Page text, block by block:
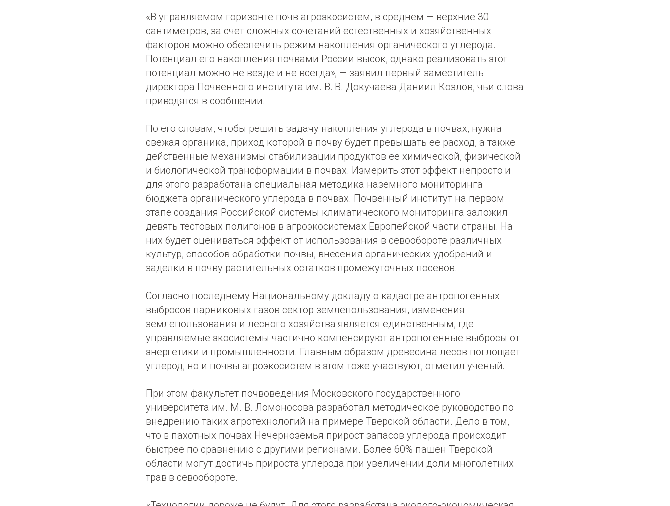
«В управляемом горизонте почв агроэкосистем, в среднем — верхние 30
сантиметров, за счет сложных сочетаний естественных и хозяйственных
факторов можно обеспечить режим накопления органического углерода.
Потенциал его накопления почвами России высок, однако реализовать этот
потенциал можно не везде и не всегда», — заявил первый заместитель
директора Почвенного института им. В. В. Докучаева Даниил Козлов, чьи слова
приводятся в сообщении.
По его словам, чтобы решить задачу накопления углерода в почвах, нужна
свежая органика, приход которой в почву будет превышать ее расход, а также
действенные механизмы стабилизации продуктов ее химической, физической
и биологической трансформации в почвах. Измерить этот эффект непросто и
для этого разработана специальная методика наземного мониторинга
бюджета органического углерода в почвах. Почвенный институт на первом
этапе создания Российской системы климатического мониторинга заложил
девять тестовых полигонов в агроэкосистемах Европейской части страны. На
них будет оцениваться эффект от использования в севообороте различных
культур, способов обработки почвы, внесения органических удобрений и
заделки в почву растительных остатков промежуточных посевов.
Согласно последнему Национальному докладу о кадастре антропогенных
выбросов парниковых газов сектор землепользования, изменения
землепользования и лесного хозяйства является единственным, где
управляемые экосистемы частично компенсируют антропогенные выбросы от
энергетики и промышленности. Главным образом древесина лесов поглощает
углерод, но и почвы агроэкосистем в этом тоже участвуют, отметил ученый.
При этом факультет почвоведения Московского государственного
университета им. М. В. Ломоносова разработал методическое руководство по
внедрению таких агротехнологий на примере Тверской области. Дело в том,
что в пахотных почвах Нечерноземья прирост запасов углерода происходит
быстрее по сравнению с другими регионами. Более 60% пашен Тверской
области могут достичь прироста углерода при увеличении доли многолетних
трав в севообороте.